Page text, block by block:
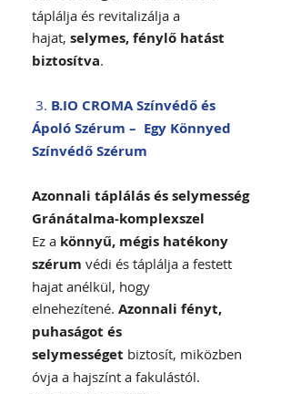
táplálja és revitalizálja a
hajat, selymes, fénylő hatást
biztosítva.
3. B.IO CROMA Színvédő és
Ápoló Szérum – Egy Könnyed
Színvédő Szérum
Azonnali táplálás és selymesség
Gránátalma-komplexszel
Ez a könnyű, mégis hatékony
szérum védi és táplálja a festett
hajat anélkül, hogy
elnehezítené. Azonnali fényt,
puhaságot és
selymességet biztosít, miközben
óvja a hajszínt a fakulástól.